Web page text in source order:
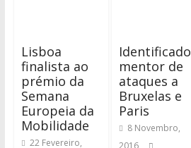
Lisboa
finalista ao
prémio da
Semana
Europeia da
Mobilidade
22 Fevereiro,
Identificado
mentor de
ataques a
Bruxelas e
Paris
8 Novembro,
2016